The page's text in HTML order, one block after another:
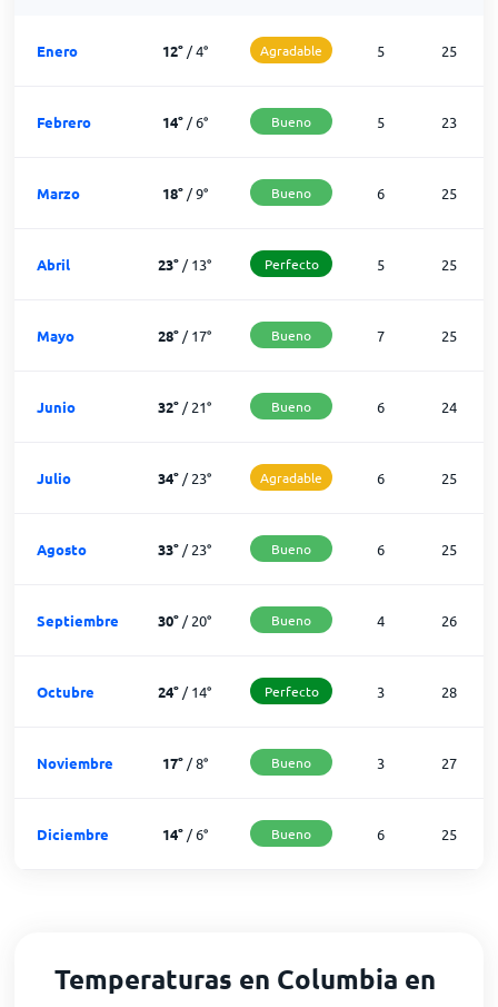
Enero 12°/4° Agradable 5 25
Febrero 14°/6° Bueno 5 23
Marzo 18°/9° Bueno 6 25
Abril 23° /13° Perfecto 5 25
Mayo 28° /17° Bueno 7 25
Junio 32° /21° Bueno 6 24
Julio 34° /23° Agradable 6 25
Agosto 33° /23° Bueno 6 25
Septiembre 30° /20° Bueno 4 26
Octubre 24° /14° Perfecto 3 28
Noviembre 17°/8° Bueno 3 27
Diciembre 14°/6° Bueno 6 25
Temperaturas en Columbia en